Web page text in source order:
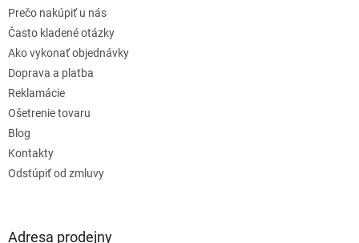
Prečo nakúpiť u nás
Často kladené otázky
Ako vykonať objednávky
Doprava a platba
Reklamácie
Ošetrenie tovaru
Blog
Kontakty
Odstúpiť od zmluvy
Adresa prodejny